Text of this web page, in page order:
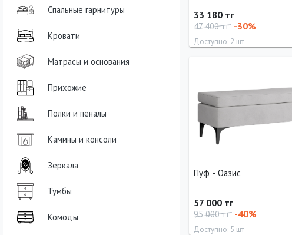
Спальные гарнитуры
Кровати
Матрасы и основания
Прихожие
Полки и пеналы
Камины и консоли
Зеркала
Тумбы
Комоды
33 180 тг
47 400 тг -30%
Доступно: 2 шт
Пуф - Оазис
57 000 тг
95 000 тг -40%
Доступно: 5 шт